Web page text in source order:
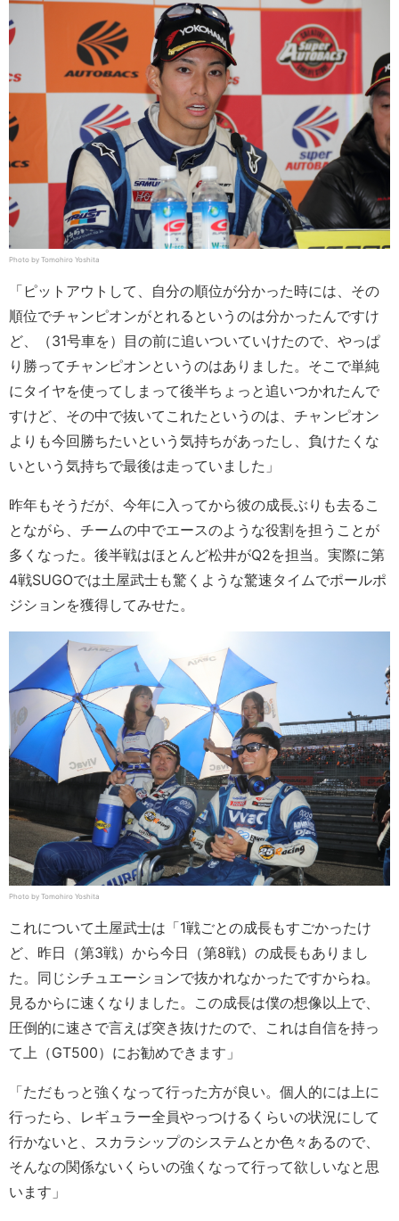
Photo by Tomohiro Yoshita
「ピットアウトして、自分の順位が分かった時には、その
順位でチャンピオンがとれるというのは分かったんですけ
ど、（31号車を）目の前に追いついていけたので、やっぱ
り勝ってチャンピオンというのはありました。そこで単純
にタイヤを使ってしまって後半ちょっと追いつかれたんで
すけど、その中で抜いてこれたというのは、チャンピオン
よりも今回勝ちたいという気持ちがあったし、負けたくな
いという気持ちで最後は走っていました」
昨年もそうだが、今年に入ってから彼の成長ぶりも去るこ
とながら、チームの中でエースのような役割を担うことが
多くなった。後半戦はほとんど松井がQ2を担当。実際に第
4戦SUGOでは土屋武士も驚くような驚速タイムでポールポ
ジションを獲得してみせた。
Photo by Tomohiro Yoshita
これについて土屋武士は「1戦ごとの成長もすごかったけ
ど、昨日（第3戦）から今日（第8戦）の成長もありまし
た。同じシチュエーションで抜かれなかったですからね。
見るからに速くなりました。この成長は僕の想像以上で、
圧倒的に速さで言えば突き抜けたので、これは自信を持っ
て上（GT500）にお勧めできます」
「ただもっと強くなって行った方が良い。個人的には上に
行ったら、レギュラー全員やっつけるくらいの状況にして
行かないと、スカラシップのシステムとか色々あるので、
そんなの関係ないくらいの強くなって行って欲しいなと思
います」